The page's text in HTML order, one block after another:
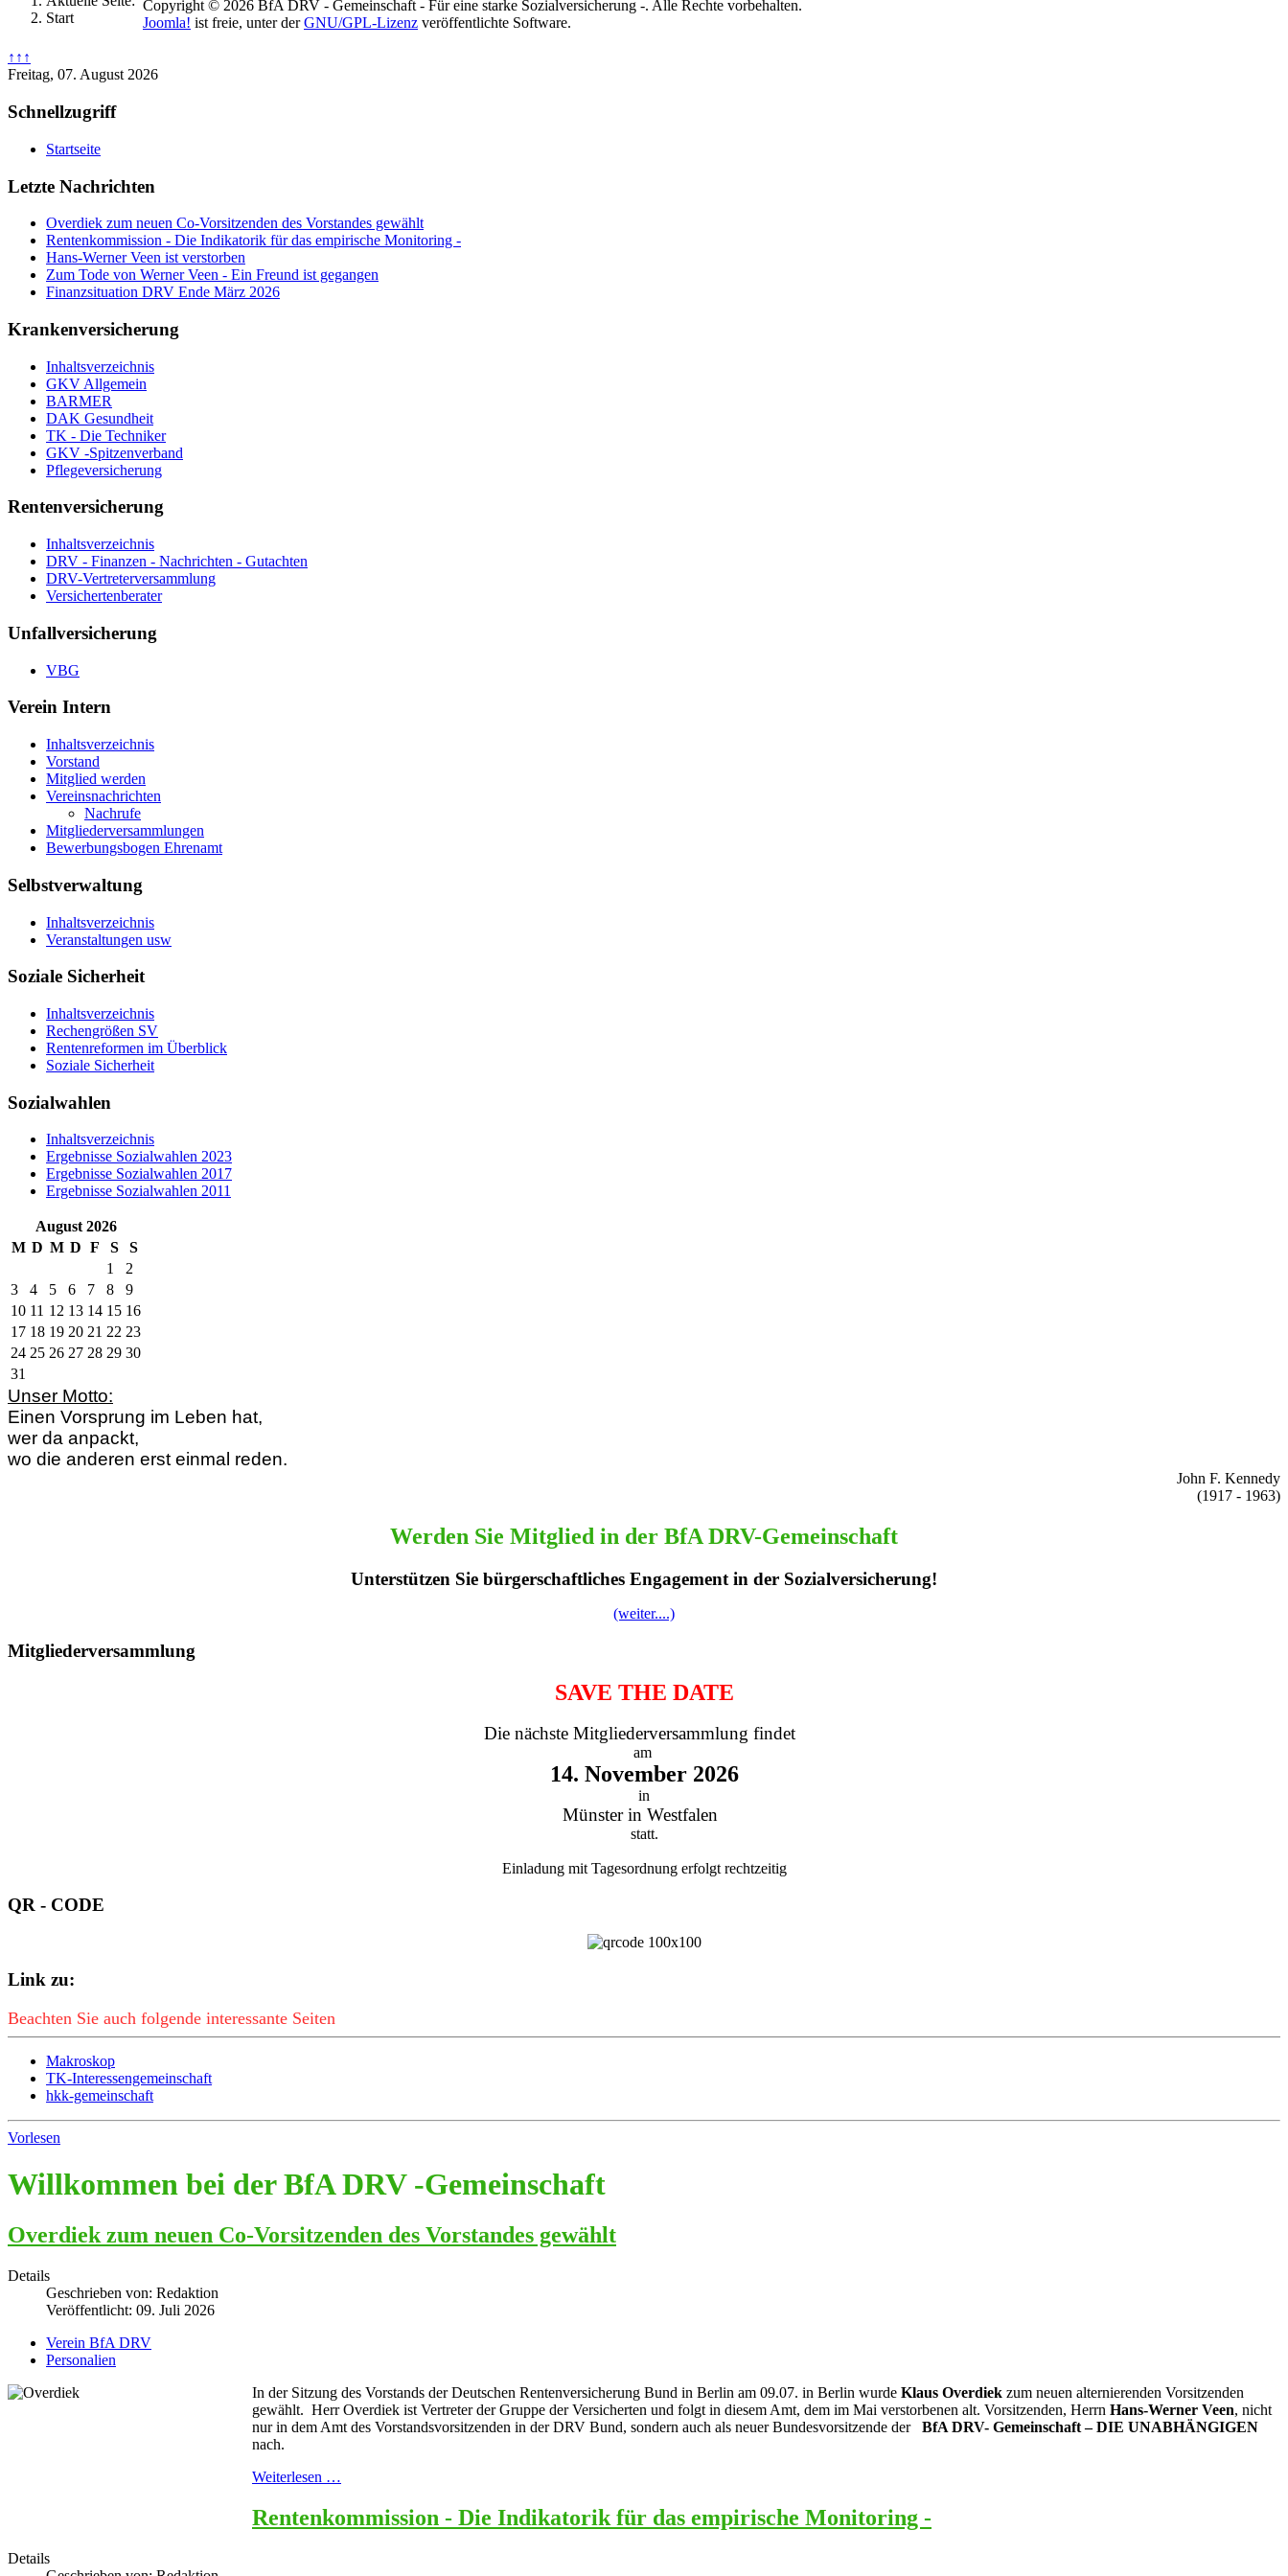
Start
Copyright © 2026 BfA DRV - Gemeinschaft - Für eine starke Sozialversicherung -. Alle Rechte vorbehalten.
Joomla! ist freie, unter derGNU/GPL-Lizenz veröffentlichte Software.
↑↑↑
Freitag, 07. August 2026
Schnellzugriff
Startseite
Letzte Nachrichten
Overdiek zum neuen Co-Vorsitzenden des Vorstandes gewählt
Rentenkommission - Die Indikatorik für das empirische Monitoring -
Hans-Werner Veen ist verstorben
Zum Tode von Werner Veen - Ein Freund ist gegangen
Finanzsituation DRV Ende März 2026
Krankenversicherung
Inhaltsverzeichnis
GKV Allgemein
BARMER
DAK Gesundheit
TK - Die Techniker
GKV -Spitzenverband
Pflegeversicherung
Rentenversicherung
Inhaltsverzeichnis
DRV - Finanzen - Nachrichten - Gutachten
DRV-Vertreterversammlung
Versichertenberater
Unfallversicherung
VBG
Verein Intern
Inhaltsverzeichnis
Vorstand
Mitglied werden
Vereinsnachrichten
Nachrufe
Mitgliederversammlungen
Bewerbungsbogen Ehrenamt
Selbstverwaltung
Inhaltsverzeichnis
Veranstaltungen usw
Soziale Sicherheit
Inhaltsverzeichnis
Rechengrößen SV
Rentenreformen im Überblick
Soziale Sicherheit
Sozialwahlen
Inhaltsverzeichnis
Ergebnisse Sozialwahlen 2023
Ergebnisse Sozialwahlen 2017
Ergebnisse Sozialwahlen 2011
August 2026
M D M D F S
S
1
2
3
4 5 6 7 8
9
10 11 12 13 14 15 16
17 18 19 20 21 22 23
24 25 26 27 28 29 30
31
Unser Motto:
Einen Vorsprung im Leben hat,
wer da anpackt,
wo die anderen erst einmal reden.
John F. Kennedy
(1917 - 1963)
Werden Sie Mitglied in der BfA DRV-Gemeinschaft
Unterstützen Sie bürgerschaftliches Engagement in der Sozialversicherung!
(weiter....)
Mitgliederversammlung
SAVE THE DATE
Die nächste Mitgliederversammlung findet
am
14. November 2026
in
Münster in Westfalen
statt.
Einladung mit Tagesordnung erfolgt rechtzeitig
QR - CODE
Link zu:
Beachten Sie auch folgende interessante Seiten
Makroskop
TK-Interessengemeinschaft
hkk-gemeinschaft
Vorlesen
Willkommen bei der BfA DRV -Gemeinschaft
Overdiek zum neuen Co-Vorsitzenden des Vorstandes gewählt
Details
Geschrieben von: Redaktion
Veröffentlicht: 09. Juli 2026
Verein BfA DRV
Personalien
In der Sitzung des Vorstands der Deutschen Rentenversicherung Bund in Berlin am 09.07. in Berlin wurde Klaus Overdiek zum neuen alternierenden Vorsitzenden
gewählt. Herr Overdiek ist Vertreter der Gruppe der Versicherten und folgt in diesem Amt, dem im Mai verstorbenen alt. Vorsitzenden, Herrn Hans-Werner Veen, nicht
nur in dem Amt des Vorstandsvorsitzenden in der DRV Bund, sondern auch als neuer Bundesvorsitzende der BfA DRV- Gemeinschaft – DIE UNABHÄNGIGEN
nach.
Weiterlesen …
Rentenkommission - Die Indikatorik für das empirische Monitoring -
Details